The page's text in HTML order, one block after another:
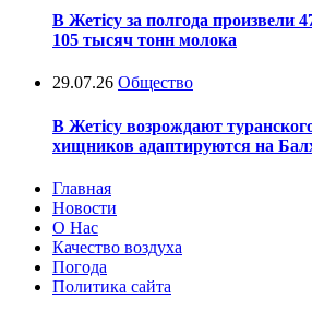
В Жетісу за полгода произвели
105 тысяч тонн молока
29.07.26 Общество
В Жетісу возрождают
хищников адаптируются на
Главная
Новости
О Нас
Качество воздуха
Погода
Политика сайта